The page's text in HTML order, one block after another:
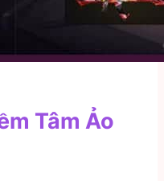
Tâm Ảo